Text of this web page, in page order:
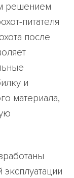
решением
питателя
после
и
материала,